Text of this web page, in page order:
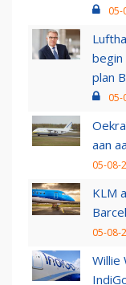
05-
plan B
05-
aan
05-08-
KLM
05-08-
Willie